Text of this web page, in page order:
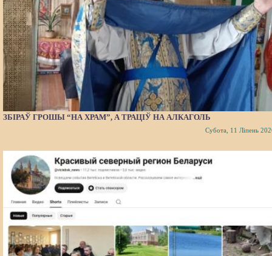
ЗБІРАЎ ГРОШЫ “НА ХРАМ”, А ТРАЦІЎ НА АЛКАГОЛЬ
Субота, 11 Ліпень